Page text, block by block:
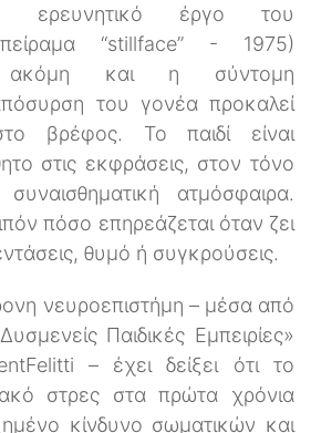
ερευνητικό έργο του
“stillface” - 1975)
ακόμη και η σύντομη
του γονέα προκαλεί
βρέφος. Το παιδί είναι
στις εκφράσεις, στον τόνο
ατμόσφαιρα.
πόσο επηρεάζεται όταν ζει
θυμό ή συγκρούσεις.
νευροεπιστήμη – μέσα από
Παιδικές Εμπειρίες»
– έχει δείξει ότι το
στρες στα πρώτα χρόνια
κίνδυνο σωματικών και